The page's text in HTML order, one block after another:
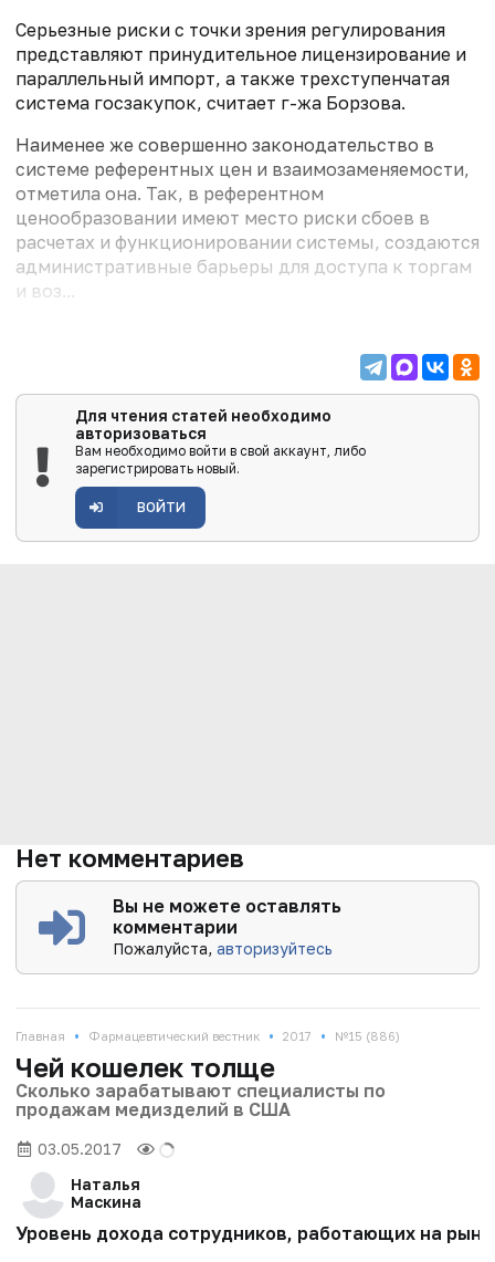
Серьезные риски с точки зрения регулирования
представляют принудительное лицензирование и
параллельный импорт, а также трехступенчатая
система госзакупок, считает г-жа Борзова.
Наименее же совершенно законодательство в
системе референтных цен и взаимозаменяемости,
отметила она. Так, в референтном
ценообразовании имеют место риски сбоев в
расчетах и функционировании системы, создаются
административные барьеры для доступа к торгам
и воз...
Для чтения статей необходимо
авторизоваться
Вам необходимо войти в свой аккаунт, либо
зарегистрировать новый.
ВОЙТИ
Нет комментариев
Вы не можете оставлять
комментарии
Пожалуйста,авторизуйтесь
Главная • Фармацевтический вестник • 2017 • №15 (886)
Чей кошелек толще
Сколько зарабатывают специалисты по
продажам медизделий в США
03.05.2017
Наталья
Маскина
Уровень дохода сотрудников, работающих на